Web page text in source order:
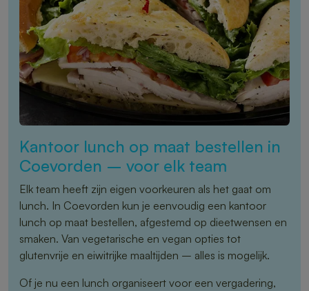
Kantoor lunch op maat bestellen in
Coevorden – voor elk team
Elk team heeft zijn eigen voorkeuren als het gaat om
lunch. In Coevorden kun je eenvoudig een kantoor
lunch op maat bestellen, afgestemd op dieetwensen en
smaken. Van vegetarische en vegan opties tot
glutenvrije en eiwitrijke maaltijden – alles is mogelijk.
Of je nu een lunch organiseert voor een vergadering,